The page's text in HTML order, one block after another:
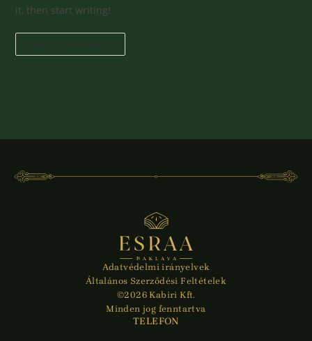
it, then start writing!
Adatvédelmi irányelvek
Általános Szerződési Feltételek
©2026 Kabiri Kft.
Minden jog fenntartva
TELEFON